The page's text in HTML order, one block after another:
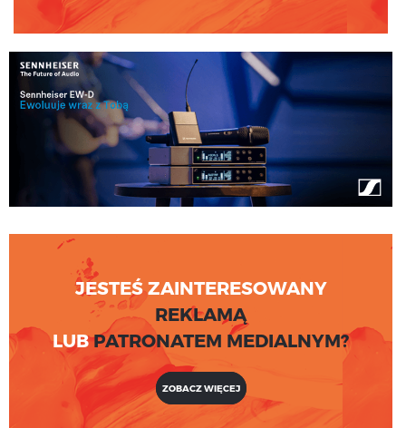
JESTEŚ ZAINTERESOWANY
REKLAMĄ
LUBPATRONATEM MEDIALNYM?
ZOBACZ WIĘCEJ